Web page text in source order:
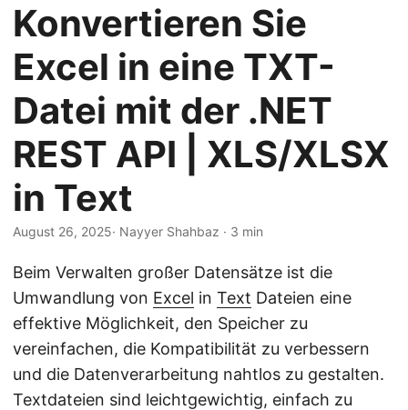
o
n
u
s
c
h
a
e
n
Konvertieren Sie
Excel in eine TXT-
Datei mit der .NET
REST API | XLS/XLSX
in Text
August 26, 2025· Nayyer Shahbaz · 3 min
Beim Verwalten großer Datensätze ist die
Umwandlung von Excel in Text Dateien eine
effektive Möglichkeit, den Speicher zu
vereinfachen, die Kompatibilität zu verbessern
und die Datenverarbeitung nahtlos zu gestalten.
Textdateien sind leichtgewichtig, einfach zu